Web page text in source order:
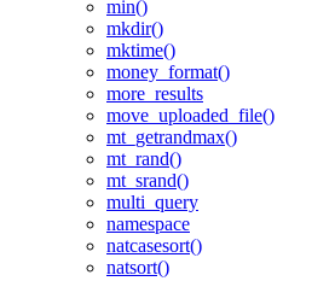
min()
mkdir()
mktime()
money_format()
more_results
move_uploaded_file()
mt_getrandmax()
mt_rand()
mt_srand()
multi_query
namespace
natcasesort()
natsort()